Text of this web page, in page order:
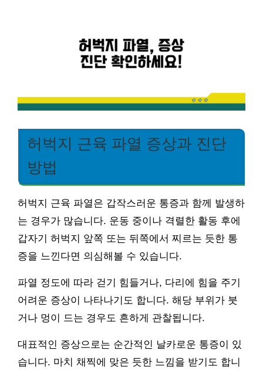
허벅지 근육 파열 증상과 진단
방법
허벅지 근육 파열은 갑작스러운 통증과 함께 발생하
는 경우가 많습니다. 운동 중이나 격렬한 활동 후에
갑자기 허벅지 앞쪽 또는 뒤쪽에서 찌르는 듯한 통
증을 느낀다면 의심해볼 수 있습니다.
파열 정도에 따라 걷기 힘들거나, 다리에 힘을 주기
어려운 증상이 나타나기도 합니다. 해당 부위가 붓
거나 멍이 드는 경우도 흔하게 관찰됩니다.
대표적인 증상으로는 순간적인 날카로운 통증이 있
습니다. 마치 채찍에 맞은 듯한 느낌을 받기도 합니